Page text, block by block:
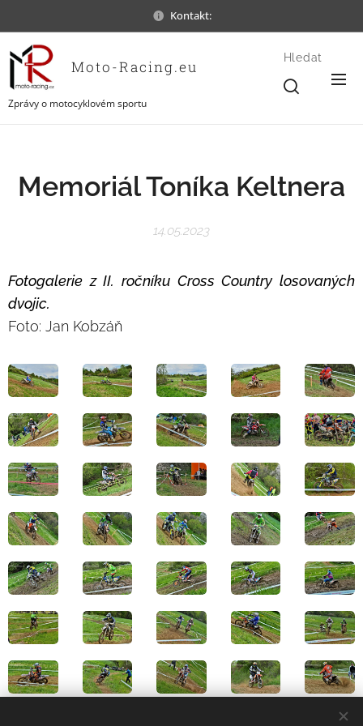
Kontakt:
Moto-Racing.eu
Zprávy o motocyklovém sportu
Hledat
Memoriál Toníka Keltnera
14.05.2023
Fotogalerie z II. ročníku Cross Country losovaných
dvojic.
Foto: Jan Kobzáň